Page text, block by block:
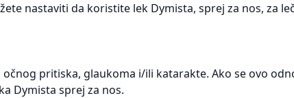
nastaviti da koristite lek Dymista, sprej za nos, za
pritiska, glaukoma i/ili katarakte. Ako se ovo
Dymista sprej za nos.